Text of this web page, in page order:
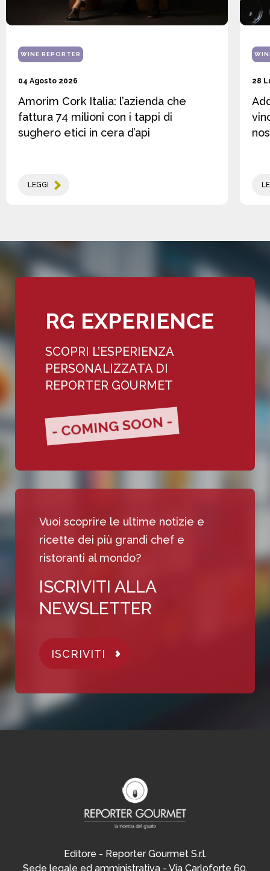
WINE REPORTER
04 Agosto 2026
Amorim Cork Italia: l’azienda che
fattura 74 milioni con i tappi di
sughero etici in cera d’api
LEGGI
28
RG EXPERIENCE
SCOPRI L’ESPERIENZA
PERSONALIZZATA DI
REPORTER GOURMET
- COMING SOON -
Vuoi scoprire le ultime notizie e
ricette dei più grandi chef e
ristoranti al mondo?
ISCRIVITI ALLA
NEWSLETTER
ISCRIVITI
Editore - Reporter Gourmet S.r.l.
Sede legale ed amministrativa - Via Carloforte 60,